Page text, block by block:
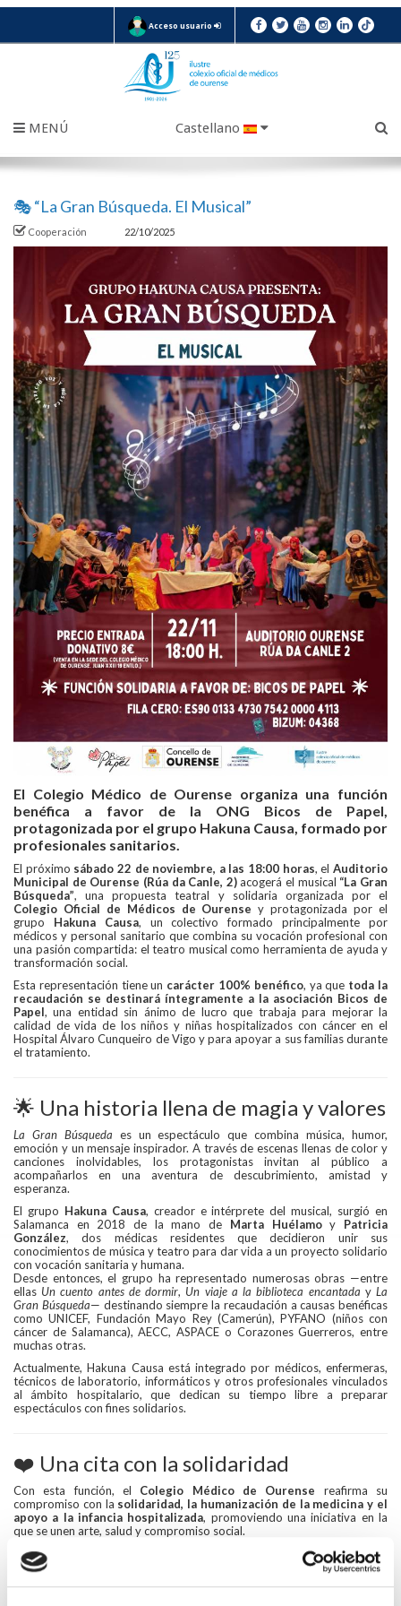
Acceso usuario
MENÚ Castellano
🎭 “La Gran Búsqueda. El Musical”
Cooperación 22/10/2025
El Colegio Médico de Ourense organiza una función
benéfica a favor de la ONG Bicos de Papel,
protagonizada por el grupo Hakuna Causa, formado por
profesionales sanitarios.
El próximo sábado 22 de noviembre, a las 18:00 horas, elAuditorio
Municipal de Ourense (Rúa da Canle, 2)acogerá el musical “La Gran
Búsqueda”, una propuesta teatral y solidaria organizada por el
Colegio Oficial de Médicos de Ourense y protagonizada por el
grupo Hakuna Causa, un colectivo formado principalmente por
médicos y personal sanitario que combina su vocación profesional con
una pasión compartida: el teatro musical como herramienta de ayuda y
transformación social.
Esta representación tiene un carácter 100% benéfico, ya que toda la
recaudación se destinará íntegramente a la asociación Bicos de
Papel, una entidad sin ánimo de lucro que trabaja para mejorar la
calidad de vida de los niños y niñas hospitalizados con cáncer en el
Hospital Álvaro Cunqueiro de Vigo y para apoyar a sus familias durante
el tratamiento.
🌟 Una historia llena de magia y valores
La Gran Búsqueda es un espectáculo que combina música, humor,
emoción y un mensaje inspirador. A través de escenas llenas de color y
canciones inolvidables, los protagonistas invitan al público a
acompañarlos en una aventura de descubrimiento, amistad y
esperanza.
El grupo Hakuna Causa, creador e intérprete del musical, surgió en
Salamanca en 2018 de la mano de Marta Huélamoy Patricia
González, dos médicas residentes que decidieron unir sus
conocimientos de música y teatro para dar vida a un proyecto solidario
con vocación sanitaria y humana.
Desde entonces, el grupo ha representado numerosas obras —entre
ellas Un cuento antes de dormir, Un viaje a la biblioteca encantada yLa
Gran Búsqueda— destinando siempre la recaudación a causas benéficas
como UNICEF, Fundación Mayo Rey (Camerún), PYFANO (niños con
cáncer de Salamanca), AECC, ASPACE o Corazones Guerreros, entre
muchas otras.
Actualmente, Hakuna Causa está integrado por médicos, enfermeras,
técnicos de laboratorio, informáticos y otros profesionales vinculados
al ámbito hospitalario, que dedican su tiempo libre a preparar
espectáculos con fines solidarios.
❤️ Una cita con la solidaridad
Con esta función, el Colegio Médico de Ourense reafirma su
compromiso con la solidaridad, la humanización de la medicina y el
apoyo a la infancia hospitalizada, promoviendo una iniciativa en la
que se unen arte, salud y compromiso social.
📅Fecha:
🕕Hora: